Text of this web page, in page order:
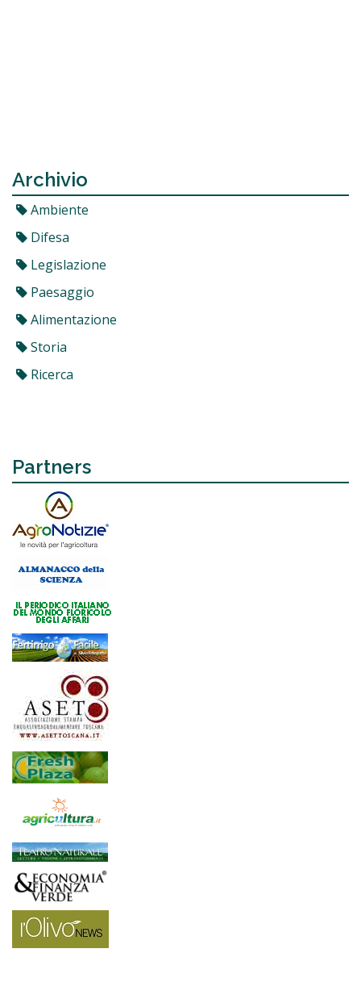
Archivio
Ambiente
Difesa
Legislazione
Paesaggio
Alimentazione
Storia
Ricerca
Partners